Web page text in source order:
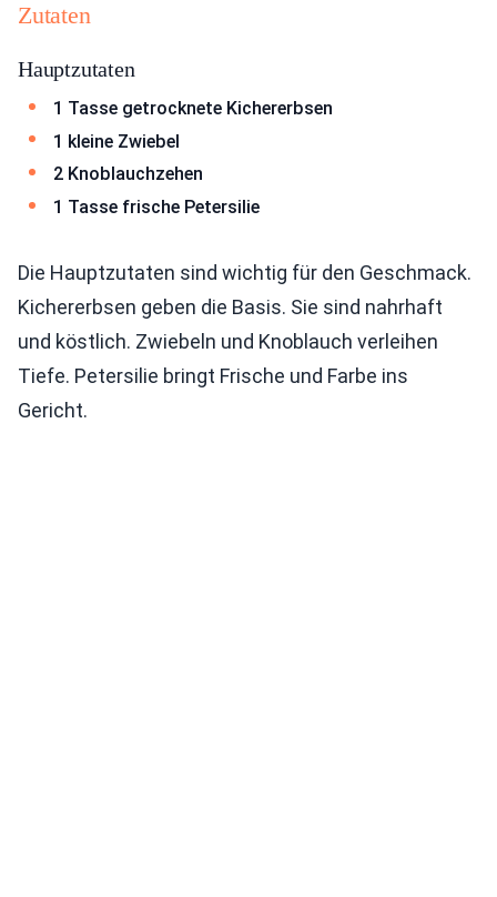
Zutaten
Hauptzutaten
1 Tasse getrocknete Kichererbsen
1 kleine Zwiebel
2 Knoblauchzehen
1 Tasse frische Petersilie
Die Hauptzutaten sind wichtig für den Geschmack.
Kichererbsen geben die Basis. Sie sind nahrhaft
und köstlich. Zwiebeln und Knoblauch verleihen
Tiefe. Petersilie bringt Frische und Farbe ins
Gericht.